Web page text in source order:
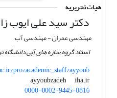
هیات تحریریه
دکتر سید علی ایوب
مهندسی عمران - مهندسی آب
استاد گروه سازه های آبی
pro/academic_staff/ayyoub
ayyoubzadeh
iha.ir
0000-0002-9445-0816